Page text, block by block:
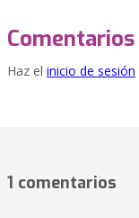
Comentarios
Haz el inicio de sesión
1 comentarios